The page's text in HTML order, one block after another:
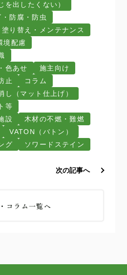
を出したくない）
・防腐・防虫
塗り替え・メンテナンス
境配慮
色あせ
施主向け
止
コラム
し（マット仕上げ）
等
設
木材の不燃・難燃
VATON（バトン）
グ
ソワードステイン
次の記事へ
コラム一覧へ